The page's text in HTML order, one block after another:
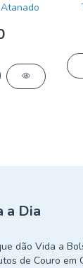
a Dia
dão Vida a
de Couro em